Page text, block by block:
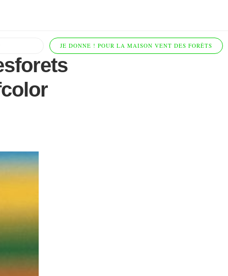
JE DONNE ! POUR LA MAISON VENT DES FORÊTS